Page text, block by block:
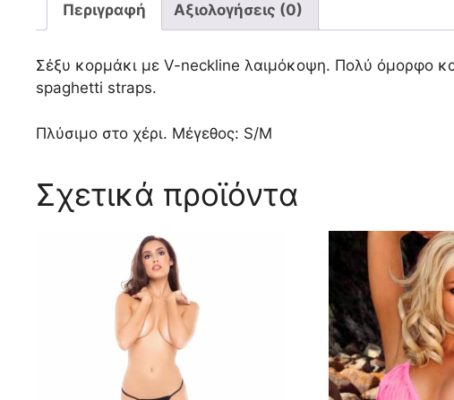
Περιγραφή Αξιολογήσεις (0)
Σέξυ κορμάκι με V-neckline λαιμόκοψη. Πολύ όμορφο
spaghetti straps.
Πλύσιμο στο χέρι. Μέγεθος: S/M
Σχετικά προϊόντα